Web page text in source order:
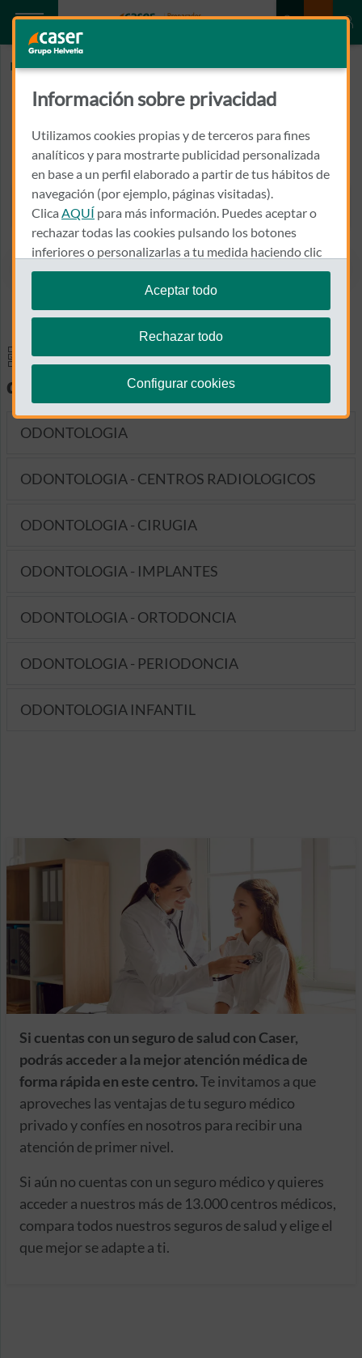
Inicio CLINICA DENTAL SAN REMO
CLINICA DENTAL SAN REMO
24400 - PONFERRADA
987 427 626
Llamar a CLINICA DENTAL
Ver el mapa en Google Maps
Especialidades y pruebas
diagnósticas
ODONTOLOGIA
ODONTOLOGIA - CENTROS RADIOLOGICOS
ODONTOLOGIA - CIRUGIA
ODONTOLOGIA - IMPLANTES
ODONTOLOGIA - ORTODONCIA
ODONTOLOGIA - PERIODONCIA
ODONTOLOGIA INFANTIL
Si cuentas con un seguro de salud con Caser,
podrás acceder a la mejor atención médica de
forma rápida en este centro.Te invitamos a que
aproveches las ventajas de tu seguro médico
privado y confíes en nosotros para recibir una
atención de primer nivel.
Si aún no cuentas con un seguro médico y quieres
acceder a nuestros más de 13.000 centros médicos,
compara todos nuestros seguros de salud y elige el
que mejor se adapte a ti.
Información sobre privacidad
Utilizamos cookies propias y de terceros para fines
analíticos y para mostrarte publicidad personalizada
en base a un perfil elaborado a partir de tus hábitos de
navegación (por ejemplo, páginas visitadas).
Clica AQUÍ para más información. Puedes aceptar o
rechazar todas las cookies pulsando los botones
inferiores o personalizarlas a tu medida haciendo clic
en"configurar cookies".
Te recordamos que puedes modificar tus ajustes de
cookies en cualquier momento en la sección
Aceptar todo
Rechazar todo
Configurar cookies